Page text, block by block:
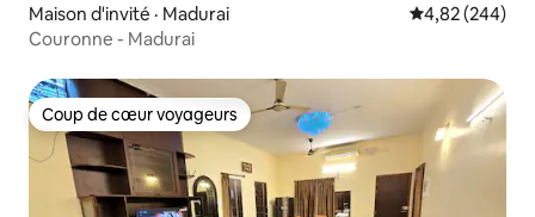
Maison d'invité · Madurai Note
4,82 (244)
Couronne - Madurai
Coup de cœur voyageurs
Coup de cœur voyageurs